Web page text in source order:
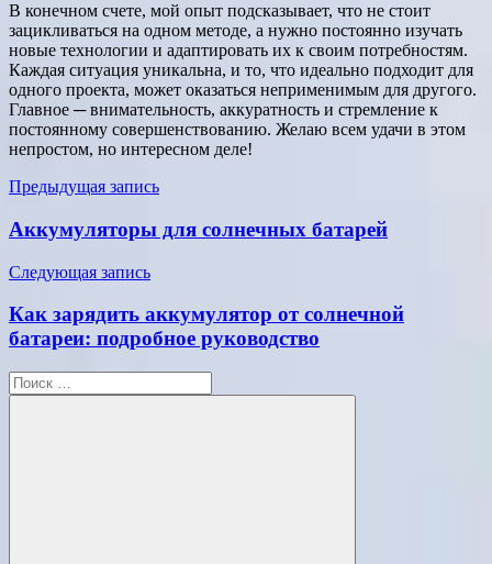
В конечном счете, мой опыт подсказывает, что не стоит
зацикливаться на одном методе, а нужно постоянно изучать
новые технологии и адаптировать их к своим потребностям.
Каждая ситуация уникальна, и то, что идеально подходит для
одного проекта, может оказаться неприменимым для другого.
Главное ─ внимательность, аккуратность и стремление к
постоянному совершенствованию. Желаю всем удачи в этом
непростом, но интересном деле!
Навигация
по
записям
Предыдущая запись
Аккумуляторы для солнечных батарей
Следующая запись
Как зарядить аккумулятор от солнечной
батареи: подробное руководство
Поиск
для: